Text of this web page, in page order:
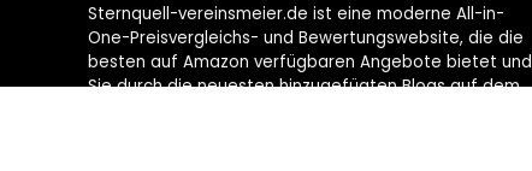
Sternquell-vereinsmeier.de ist eine moderne All-in-
One-Preisvergleichs- und Bewertungswebsite, die die
besten auf Amazon verfügbaren Angebote bietet und
Sie durch die neuesten hinzugefügten Blogs auf dem